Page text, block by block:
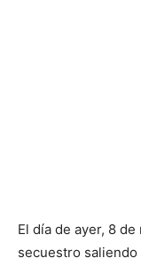
El día de ayer, 8
secuestro